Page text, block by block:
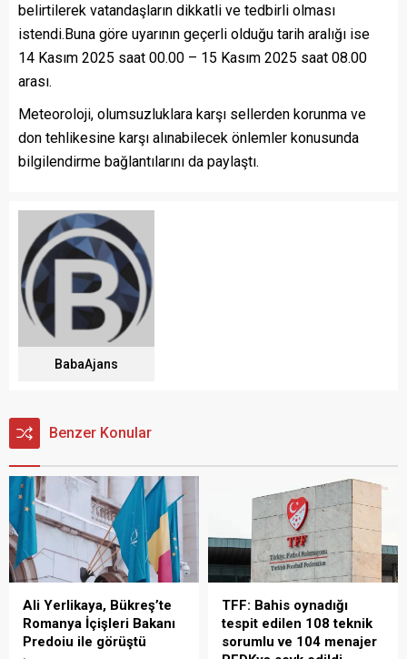
belirtilerek vatandaşların dikkatli ve tedbirli olması
istendi.Buna göre uyarının geçerli olduğu tarih aralığı ise
14 Kasım 2025 saat 00.00 – 15 Kasım 2025 saat 08.00
arası.
Meteoroloji, olumsuzluklara karşı sellerden korunma ve
don tehlikesine karşı alınabilecek önlemler konusunda
bilgilendirme bağlantılarını da paylaştı.
BabaAjans
Benzer Konular
Ali Yerlikaya, Bükreş’te
Romanya İçişleri Bakanı
Predoiu ile görüştü
TFF: Bahis oynadığı
tespit edilen 108 teknik
sorumlu ve 104 menajer